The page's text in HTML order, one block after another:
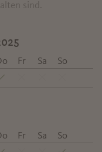
sind.
Fr Sa
So
Fr Sa
So